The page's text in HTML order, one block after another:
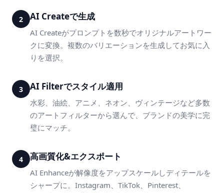
2 AI Createで生成
AI Createがプロンプトを数秒でオリジナルアートワー
クに変換。複数のバリエーションを生成してお気に入
りを選択。
3 AI Filterでスタイル適用
水彩、油絵、アニメ、ネオン、ヴィンテージなど多数
のアートフィルターから選んで、ブランドの美学に完
璧にマッチ。
4 高画質化&エクスポート
AI Enhanceが解像度をアップスケールしディテールを
シャープに。Instagram、TikTok、Pinterest、